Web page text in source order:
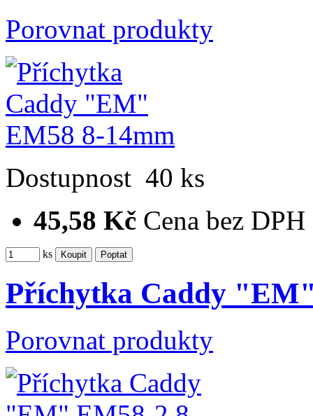
Porovnat produkty
Dostupnost 40 ks
45,58 Kč Cena bez DPH
ks
Příchytka Caddy
Porovnat produkty